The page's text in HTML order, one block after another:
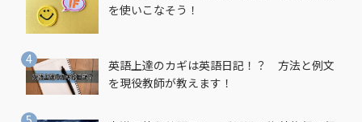
を使いこなそう！
英語上達のカギは英語日記！？ 方法と例文
を現役教師が教えます！